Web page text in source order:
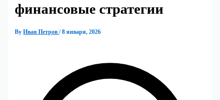
финансовые стратегии
ByИван Петров/8 января, 2026